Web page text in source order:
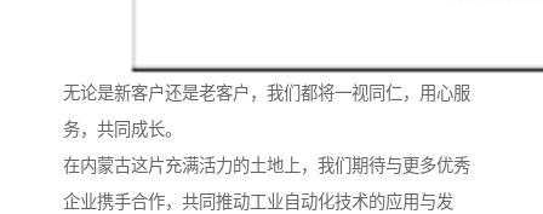
无论是新客户还是老客户，我们都将一视同仁，用心服
务，共同成长。
在内蒙古这片充满活力的土地上，我们期待与更多优秀
企业携手合作，共同推动工业自动化技术的应用与发